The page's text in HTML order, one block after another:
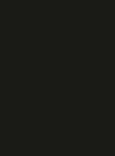
Calixto, Gabriel
Pereira, Romulo